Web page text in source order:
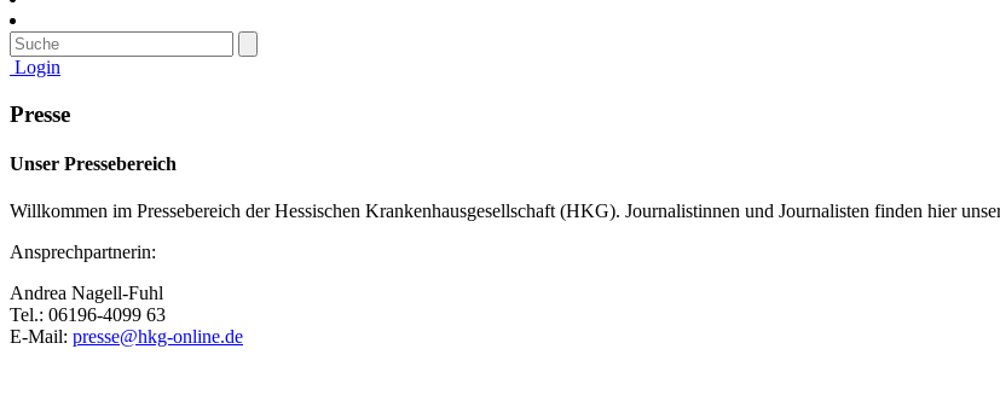
Login
Presse
Unser Pressebereich
Willkommen im Pressebereich der Hessischen Krankenhausgesellschaft (HKG). Journalistinnen und Journalisten finden hier
Ansprechpartnerin:
Andrea Nagell-Fuhl
Tel.: 06196-4099 63
E-Mail: presse@hkg-online.de